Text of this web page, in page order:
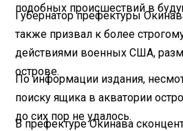
подобных происшествий в
Губернатор префектуры
также призвал к более
действиями военных США,
острове.
По информации издания,
поиску ящика в акватории
до сих пор не удалось.
В префектуре Окинава